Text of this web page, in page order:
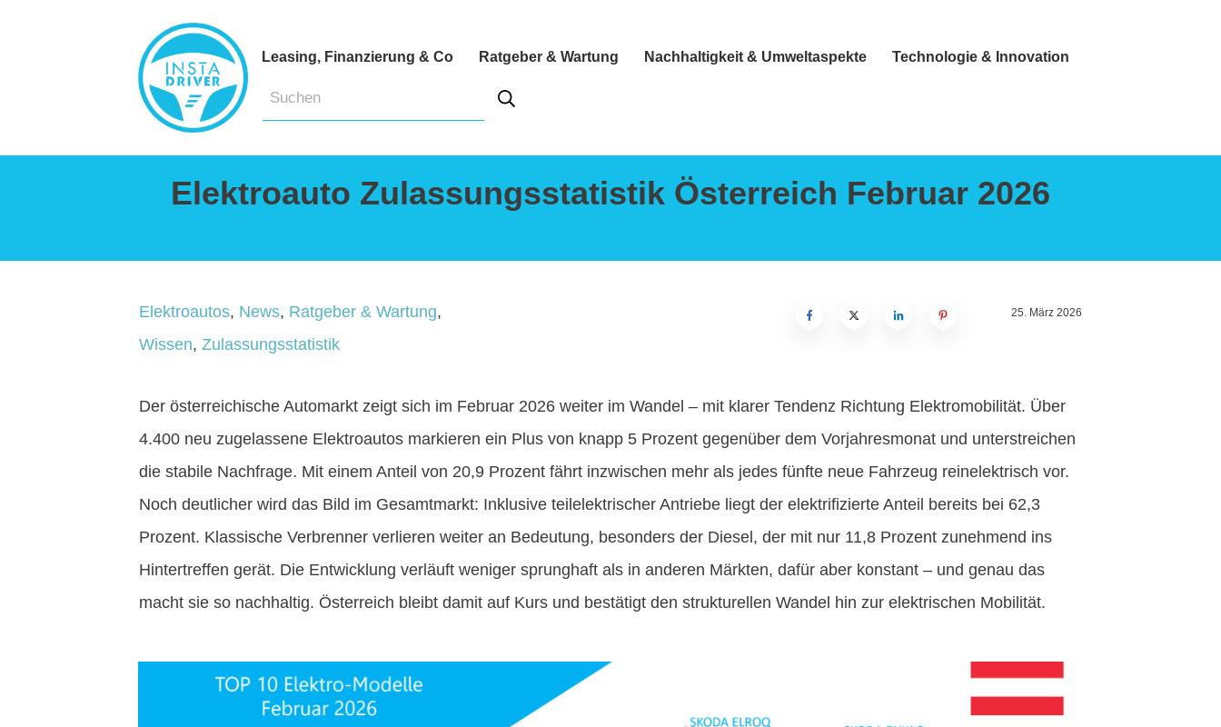
Leasing, Finanzierung & Co Ratgeber & Wartung Nachhaltigkeit & Umweltaspekte Technologie & Innovation
Elektroauto Zulassungsstatistik Österreich Februar 2026
Elektroautos, News, Ratgeber & Wartung,
Wissen, Zulassungsstatistik
25. März 2026
Der österreichische Automarkt zeigt sich im Februar 2026 weiter im Wandel – mit klarer Tendenz Richtung Elektromobilität. Über
4.400 neu zugelassene Elektroautos markieren ein Plus von knapp 5 Prozent gegenüber dem Vorjahresmonat und unterstreichen
die stabile Nachfrage. Mit einem Anteil von 20,9 Prozent fährt inzwischen mehr als jedes fünfte neue Fahrzeug reinelektrisch vor.
Noch deutlicher wird das Bild im Gesamtmarkt: Inklusive teilelektrischer Antriebe liegt der elektrifizierte Anteil bereits bei 62,3
Prozent. Klassische Verbrenner verlieren weiter an Bedeutung, besonders der Diesel, der mit nur 11,8 Prozent zunehmend ins
Hintertreffen gerät. Die Entwicklung verläuft weniger sprunghaft als in anderen Märkten, dafür aber konstant – und genau das
macht sie so nachhaltig. Österreich bleibt damit auf Kurs und bestätigt den strukturellen Wandel hin zur elektrischen Mobilität.